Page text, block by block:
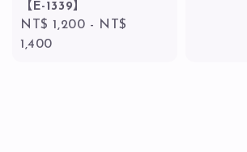
【E-1339】
Regular
price
NT$ 1,200 - NT$
1,400